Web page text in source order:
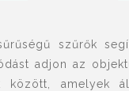
szűrők
adjon az
között, amelyek